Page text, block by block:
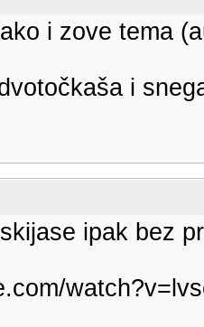
i zove tema
i
ipak bez